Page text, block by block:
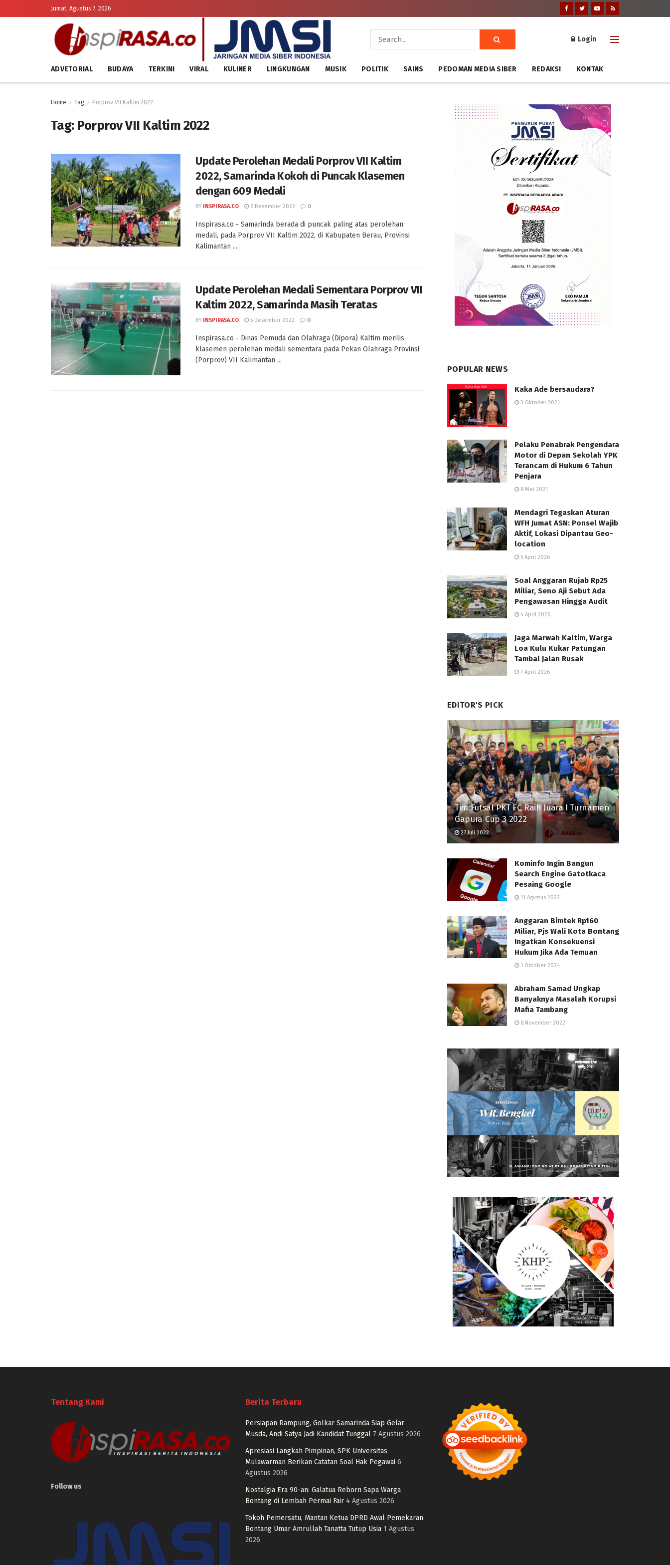
Jumat, Agustus 7, 2026
Login
ADVETORIAL BUDAYA TERKINI VIRAL KULINER LINGKUNGAN MUSIK POLITIK SAINS PEDOMAN MEDIA SIBER REDAKSI KONTAK
Home Tag Porprov VII Kaltim 2022
Tag: Porprov VII Kaltim 2022
Update Perolehan Medali Porprov VII Kaltim
2022, Samarinda Kokoh di Puncak Klasemen
dengan 609 Medali
BY INSPIRASA.CO 6 Desember 2022 0
Inspirasa.co - Samarinda berada di puncak paling atas perolehan
medali, pada Porprov VII Kaltim 2022, di Kabupaten Berau, Provinsi
Kalimantan ...
Update Perolehan Medali Sementara Porprov VII
Kaltim 2022, Samarinda Masih Teratas
BY INSPIRASA.CO 5 Desember 2022 0
Inspirasa.co - Dinas Pemuda dan Olahraga (Dipora) Kaltim merilis
klasemen perolehan medali sementara pada Pekan Olahraga Provinsi
(Porprov) VII Kalimantan ...
POPULAR NEWS
Kaka Ade bersaudara?
3 Oktober 2021
Pelaku Penabrak Pengendara
Motor di Depan Sekolah YPK
Terancam di Hukum 6 Tahun
Penjara
8 Mei 2021
Mendagri Tegaskan Aturan
WFH Jumat ASN: Ponsel Wajib
Aktif, Lokasi Dipantau Geo-
location
5 April 2026
Soal Anggaran Rujab Rp25
Miliar, Seno Aji Sebut Ada
Pengawasan Hingga Audit
4 April 2026
Jaga Marwah Kaltim, Warga
Loa Kulu Kukar Patungan
Tambal Jalan Rusak
7 April 2026
EDITOR'S PICK
Tim Futsal PKT FC Raih Juara I Turnamen
Gapura Cup 3 2022
27 Juli 2022
Kominfo Ingin Bangun
Search Engine Gatotkaca
Pesaing Google
11 Agustus 2022
Anggaran Bimtek Rp160
Miliar, Pjs Wali Kota Bontang
Ingatkan Konsekuensi
Hukum Jika Ada Temuan
1 Oktober 2024
Abraham Samad Ungkap
Banyaknya Masalah Korupsi
Mafia Tambang
8 November 2022
Tentang Kami
Follow us
Berita Terbaru
Persiapan Rampung, Golkar Samarinda Siap Gelar
Musda, Andi Satya Jadi Kandidat Tunggal 7 Agustus 2026
Apresiasi Langkah Pimpinan, SPK Universitas
Mulawarman Berikan Catatan Soal Hak Pegawai 6
Agustus 2026
Nostalgia Era 90-an: Galatua Reborn Sapa Warga
Bontang di Lembah Permai Fair 4 Agustus 2026
Tokoh Pemersatu, Mantan Ketua DPRD Awal Pemekaran
Bontang Umar Amrullah Tanatta Tutup Usia 1 Agustus
2026